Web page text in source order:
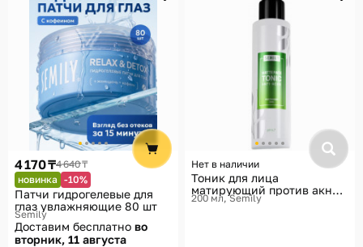
4 170 ₸4 640 ₸
новинка -10%
Патчи гидрогелевые для
глаз увлажняющие 80 шт
Semily
Доставим бесплатно во
вторник, 11 августа
Нет в наличии
Тоник для лица
матирующий против акне
«Matte Face Anti-Acne»
200 мл Semily